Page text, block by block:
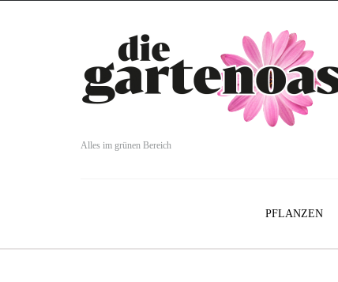
Alles im grünen Bereich
PFLANZEN